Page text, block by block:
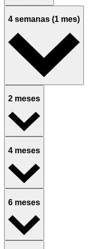
4 semanas (1 mes)
2 meses
4 meses
6 meses